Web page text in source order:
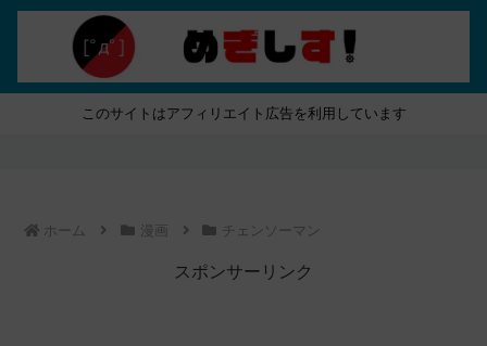
このサイトはアフィリエイト広告を利用しています
ホーム 漫画 チェンソーマン
スポンサーリンク